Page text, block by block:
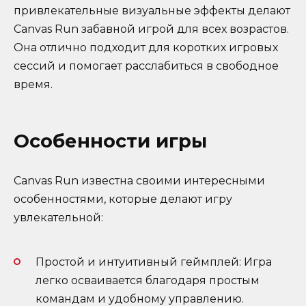
привлекательные визуальные эффекты делают
Canvas Run забавной игрой для всех возрастов.
Она отлично подходит для коротких игровых
сессий и помогает расслабиться в свободное
время.
Особенности игры
Canvas Run известна своими интересными
особенностями, которые делают игру
увлекательной:
Простой и интуитивный геймплей: Игра
легко осваивается благодаря простым
командам и удобному управлению.